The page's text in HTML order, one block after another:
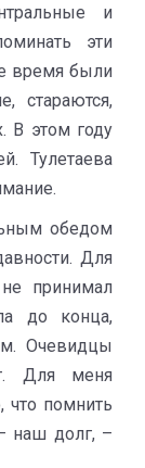
и
эти
время были
стараются,
В этом году
Тулетаева
обедом
Для
принимал
до конца,
Очевидцы
Для меня
что помнить
наш долг, –